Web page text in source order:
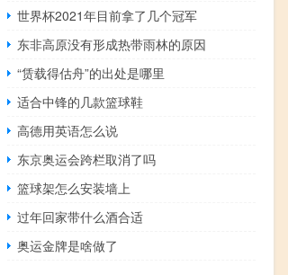
世界杯2021年目前拿了几个冠军
东非高原没有形成热带雨林的原因
“赁载得估舟”的出处是哪里
适合中锋的几款篮球鞋
高德用英语怎么说
东京奥运会跨栏取消了吗
篮球架怎么安装墙上
过年回家带什么酒合适
奥运金牌是啥做了